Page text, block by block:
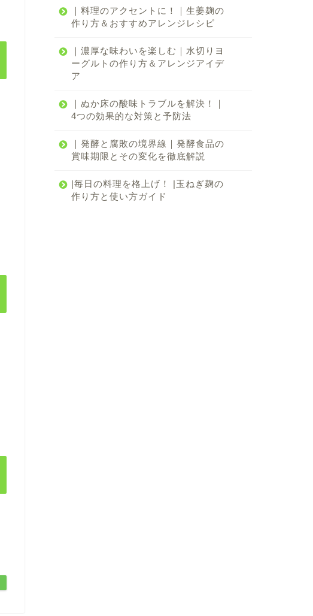
｜料理のアクセントに！｜生姜麹の
作り方＆おすすめアレンジレシピ
｜濃厚な味わいを楽しむ｜水切りヨ
ーグルトの作り方＆アレンジアイデ
ア
｜ぬか床の酸味トラブルを解決！｜
4つの効果的な対策と予防法
｜発酵と腐敗の境界線｜発酵食品の
賞味期限とその変化を徹底解説
|毎日の料理を格上げ！ |玉ねぎ麹の
作り方と使い方ガイド